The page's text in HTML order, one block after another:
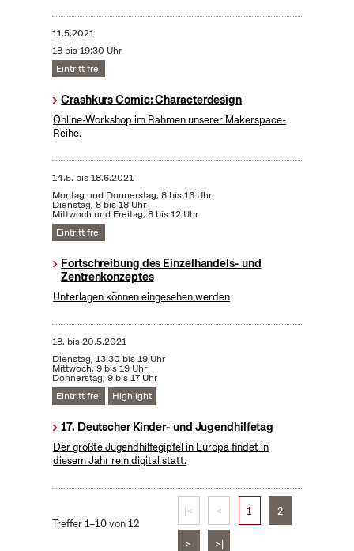
11.5.2021
18 bis 19:30 Uhr
Eintritt frei
Crashkurs Comic: Characterdesign
Online-Workshop im Rahmen unserer Makerspace-
Reihe.
14.5. bis18.6.2021
Montag und Donnerstag, 8 bis 16 Uhr
Dienstag, 8 bis 18 Uhr
Mittwoch und Freitag, 8 bis 12 Uhr
Eintritt frei
Fortschreibung des Einzelhandels- und
Zentrenkonzeptes
Unterlagen können eingesehen werden
18. bis20.5.2021
Dienstag, 13:30 bis 19 Uhr
Mittwoch, 9 bis 19 Uhr
Donnerstag, 9 bis 17 Uhr
Eintritt frei
Highlight
17. Deutscher Kinder- und Jugendhilfetag
Der größte Jugendhilfegipfel in Europa findet in
diesem Jahr rein digital statt.
Treffer 1–10 von 12
|< < 1 2
> >|